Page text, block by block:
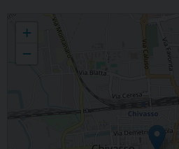
ASILO INFANTILE “B. ANGELO CARLETTI”
+
−